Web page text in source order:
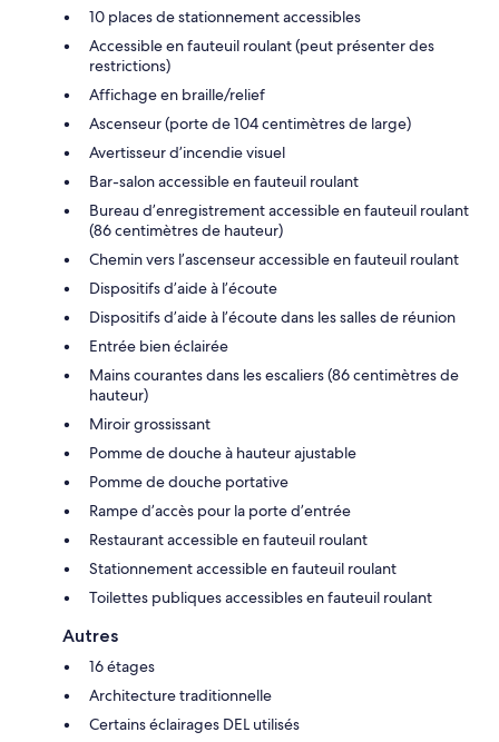
10 places de stationnement accessibles
Accessible en fauteuil roulant (peut présenter des
restrictions)
Affichage en braille/relief
Ascenseur (porte de 104 centimètres de large)
Avertisseur d’incendie visuel
Bar-salon accessible en fauteuil roulant
Bureau d’enregistrement accessible en fauteuil roulant
(86 centimètres de hauteur)
Chemin vers l’ascenseur accessible en fauteuil roulant
Dispositifs d’aide à l’écoute
Dispositifs d’aide à l’écoute dans les salles de réunion
Entrée bien éclairée
Mains courantes dans les escaliers (86 centimètres de
hauteur)
Miroir grossissant
Pomme de douche à hauteur ajustable
Pomme de douche portative
Rampe d’accès pour la porte d’entrée
Restaurant accessible en fauteuil roulant
Stationnement accessible en fauteuil roulant
Toilettes publiques accessibles en fauteuil roulant
Autres
16 étages
Architecture traditionnelle
Certains éclairages DEL utilisés